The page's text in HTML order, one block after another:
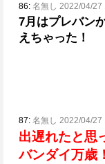
86: 名無し 2022/04/27
7月はプレバン
えちゃった！
87: 名無し 2022/04/27
出遅れたと思
バンダイ万歳